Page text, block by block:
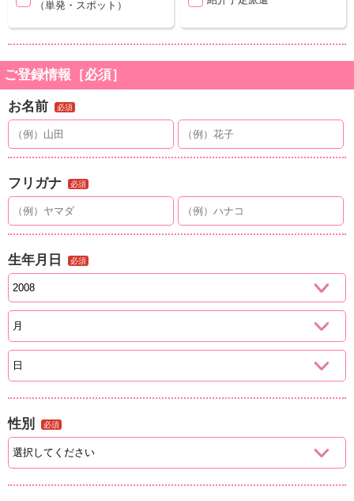
（単発・スポット）
ご登録情報［必須］
お名前 必須
フリガナ 必須
生年月日 必須
性別 必須